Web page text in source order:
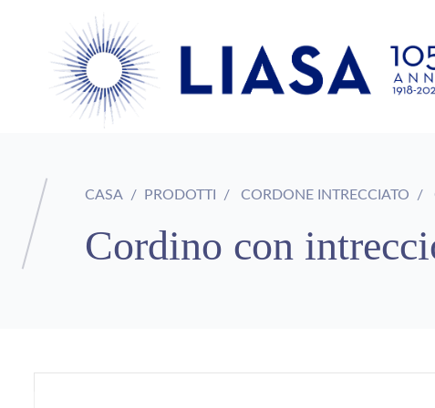
CASA PRODOTTI CORDONE INTRECCIATO
Cordino con